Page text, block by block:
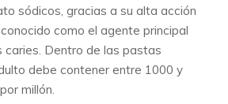
sódicos, gracias a su alta acción
como el agente principal
caries. Dentro de las pastas
debe contener entre 1000 y
millón.